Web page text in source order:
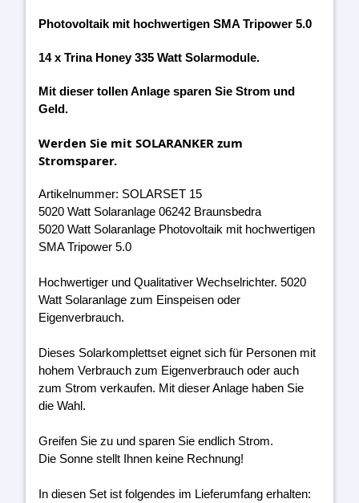
Photovoltaik mit hochwertigen SMA Tripower 5.0
14 x Trina Honey 335 Watt Solarmodule.
Mit dieser tollen Anlage sparen Sie Strom und
Geld.
Werden Sie mit SOLARANKER zum
Stromsparer.
Artikelnummer: SOLARSET 15
5020 Watt Solaranlage 06242 Braunsbedra
5020 Watt Solaranlage Photovoltaik mit hochwertigen
SMA Tripower 5.0
Hochwertiger und Qualitativer Wechselrichter. 5020
Watt Solaranlage zum Einspeisen oder
Eigenverbrauch.
Dieses Solarkomplettset eignet sich für Personen mit
hohem Verbrauch zum Eigenverbrauch oder auch
zum Strom verkaufen. Mit dieser Anlage haben Sie
die Wahl.
Greifen Sie zu und sparen Sie endlich Strom.
Die Sonne stellt Ihnen keine Rechnung!
In diesen Set ist folgendes im Lieferumfang erhalten: